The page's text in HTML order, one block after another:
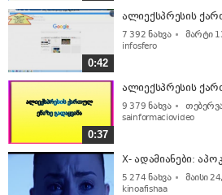
0:42
ალიექსპრესის
7 392 ნახვა
მარტი
infosfero
0:37
ალიექსპრესის
9 379 ნახვა
sainformaciovideo
X- ადამიანები:
5 274 ნახვა
მაისი
kinoafishaa